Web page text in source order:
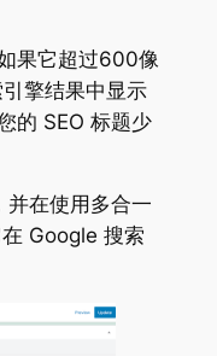
果它超过600像
擎结果中显示
的 SEO 标题少
并在使用多合一
Google 搜索